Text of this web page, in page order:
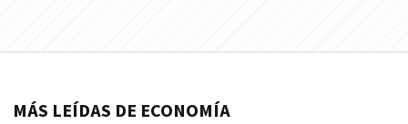
MÁS LEÍDAS DE ECONOMÍA